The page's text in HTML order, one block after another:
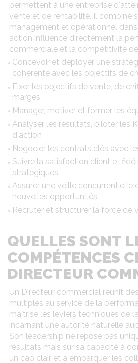
permettent à une entreprise
vente et de rentabilité. Il combine
management et opérationnel dans
action influence directement la
commerciale et la compétitivité de
Concevoir et déployer une
cohérente avec les objectifs de
Fixer les objectifs de vente, de
marges
Manager, motiver et former les
Analyser les résultats, piloter les
d'action
Négocier les contrats clés avec
Suivre la satisfaction client et
stratégiques
Assurer une veille concurrentielle
nouvelles opportunités
Recruter et structurer la force de
QUELLES SONT
COMPÉTENCES
DIRECTEUR
Un Directeur commercial réunit
multiples au service de la
maîtrise les leviers techniques de
incarnant une autorité naturelle
Son leadership ne repose pas
résultats mais sur sa capacité à
un cap clair et à embarquer les